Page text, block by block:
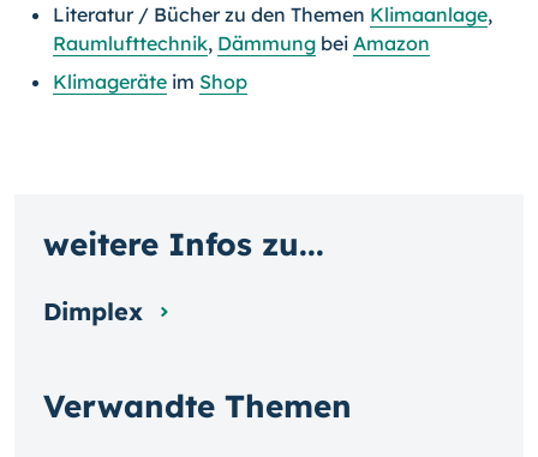
Literatur / Bücher zu den Themen Klimaanlage,
Raumlufttechnik, Dämmung bei Amazon
Klimageräte im Shop
Verwandte Themen
weitere Infos zu...
Dimplex